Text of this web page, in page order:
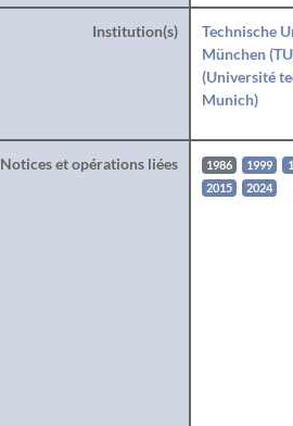
Institution(s)
Technische
München
(Université
Munich)
Notices et opérations liées 1986 1999
2015
2024